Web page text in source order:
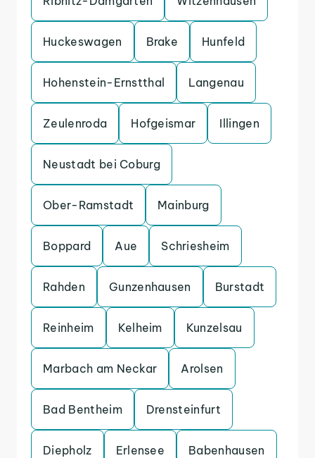
Huckeswagen Brake Hunfeld
Hohenstein-Ernstthal Langenau
Zeulenroda Hofgeismar Illingen
Neustadt bei Coburg
Ober-Ramstadt Mainburg
Boppard Aue Schriesheim
Rahden Gunzenhausen Burstadt
Reinheim Kelheim Kunzelsau
Marbach am Neckar Arolsen
Bad Bentheim Drensteinfurt
Diepholz Erlensee Babenhausen